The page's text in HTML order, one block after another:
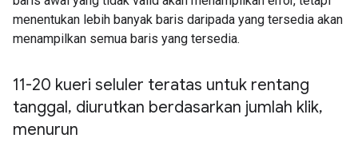
menentukan lebih banyak baris daripada yang tersedia akan
menampilkan semua baris yang tersedia.
11-20 kueri seluler teratas untuk rentang
tanggal, diurutkan berdasarkan jumlah klik,
menurun